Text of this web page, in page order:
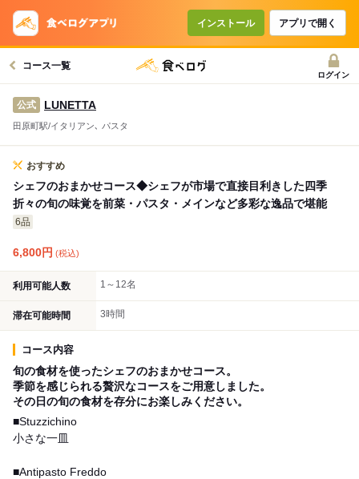
インストール アプリで開く
コース一覧
ログイン
公式 LUNETTA
田原町駅/イタリアン､ パスタ
おすすめ
シェフのおまかせコース◆シェフが市場で直接目利きした四季
折々の旬の味覚を前菜・パスタ・メインなど多彩な逸品で堪能
6品
6,800円 (税込)
利用可能人数 1～12名
滞在可能時間 3時間
コース内容
旬の食材を使ったシェフのおまかせコース。
季節を感じられる贅沢なコースをご用意しました。
その日の旬の食材を存分にお楽しみください。
■Stuzzichino
小さな一皿
■Antipasto Freddo
コースで使えるクーポン
戻る
クーポンを利用せず予約する